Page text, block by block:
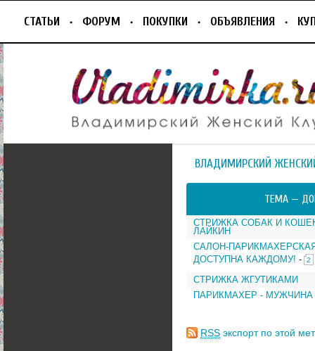
СТАТЬИ ФОРУМ ПОКУПКИ ОБЪЯВЛЕНИЯ
ВЛАДИМИРСКИЙ
ТЕМА —
СТРИЖКА СОБАК И
ЛАЙКИН
САЛОН-
ДОСТУПНА КАЖДОМУ! - 2
СТРИЖКА ЖГУТИКАМИ
ПАРИКМАХЕР - МУЖЧИНА
RSS экспорт по этой